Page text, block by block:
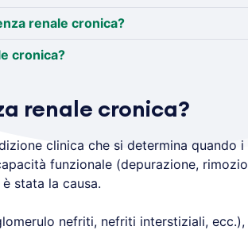
renale cronica?
cronica?
renale cronica?
clinica che si determina quando i
funzionale (depurazione,
stata la causa.
nefriti, nefriti interstiziali, ecc.),